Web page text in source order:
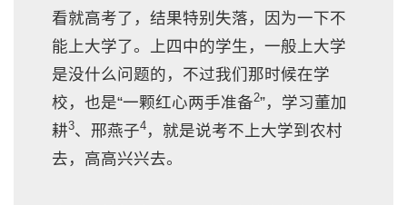
看就高考了，结果特别失落，因为一下不
能上大学了。上四中的学生，一般上大学
是没什么问题的，不过我们那时候在学
校，也是“一颗红心两手准备2”，学习董加
耕3、邢燕子4，就是说考不上大学到农村
去，高高兴兴去。